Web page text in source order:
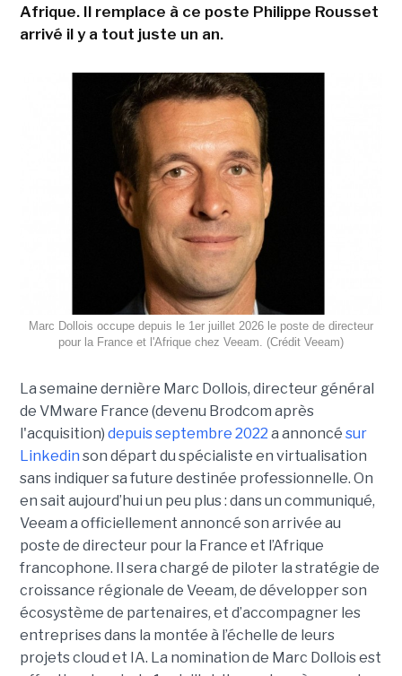
Afrique. Il remplace à ce poste Philippe Rousset
arrivé il y a tout juste un an.
Marc Dollois occupe depuis le 1er juillet 2026 le poste de directeur
pour la France et l'Afrique chez Veeam. (Crédit Veeam)
La semaine dernière Marc Dollois, directeur général
de VMware France (devenu Brodcom après
l'acquisition) depuis septembre 2022 a annoncé sur
Linkedin son départ du spécialiste en virtualisation
sans indiquer sa future destinée professionnelle. On
en sait aujourd’hui un peu plus : dans un communiqué,
Veeam a officiellement annoncé son arrivée au
poste de directeur pour la France et l’Afrique
francophone. Il sera chargé de piloter la stratégie de
croissance régionale de Veeam, de développer son
écosystème de partenaires, et d’accompagner les
entreprises dans la montée à l’échelle de leurs
projets cloud et IA. La nomination de Marc Dollois est